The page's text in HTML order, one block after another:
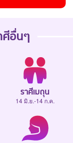
อื่นๆ
ราศีเมถุน
14 มิ.ย.-14 ก.ค.